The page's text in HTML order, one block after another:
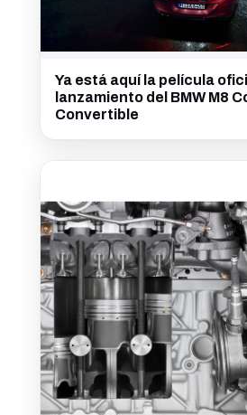
Ya está aquí la película
lanzamiento del BMW M8
Convertible